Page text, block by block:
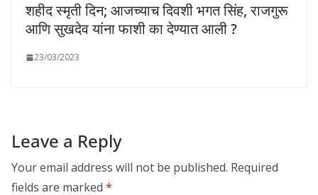
शहीद स्मृती दिन; आजच्याच दिवशी भगत सिंह, राजगुरू
आणि सुखदेव यांना फाशी का देण्यात आली ?
23/03/2023
Leave a Reply
Your email address will not be published. Required
fields are marked *